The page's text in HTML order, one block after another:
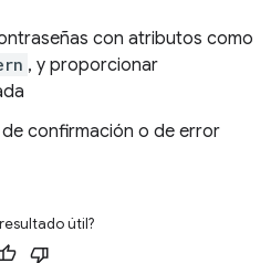
con atributos como
, y proporcionar
confirmación o de error
útil?